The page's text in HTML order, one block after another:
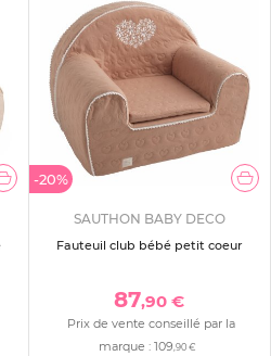
-20%
SAUTHON BABY DECO
Fauteuil club bébé petit coeur
87,90 €
Prix de vente conseillé par la
marque : 109,90 €